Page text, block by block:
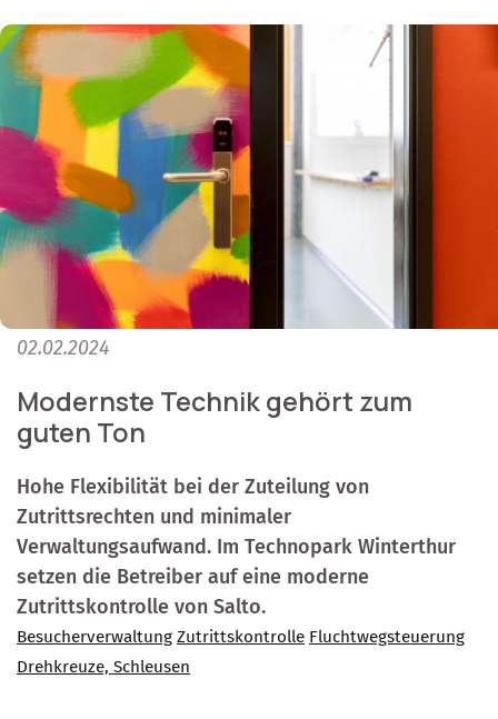
02.02.2024
Modernste Technik gehört zum
guten Ton
Hohe Flexibilität bei der Zuteilung von
Zutrittsrechten und minimaler
Verwaltungsaufwand. Im Technopark Winterthur
setzen die Betreiber auf eine moderne
Zutrittskontrolle von Salto.
Besucherverwaltung Zutrittskontrolle Fluchtwegsteuerung
Drehkreuze, Schleusen